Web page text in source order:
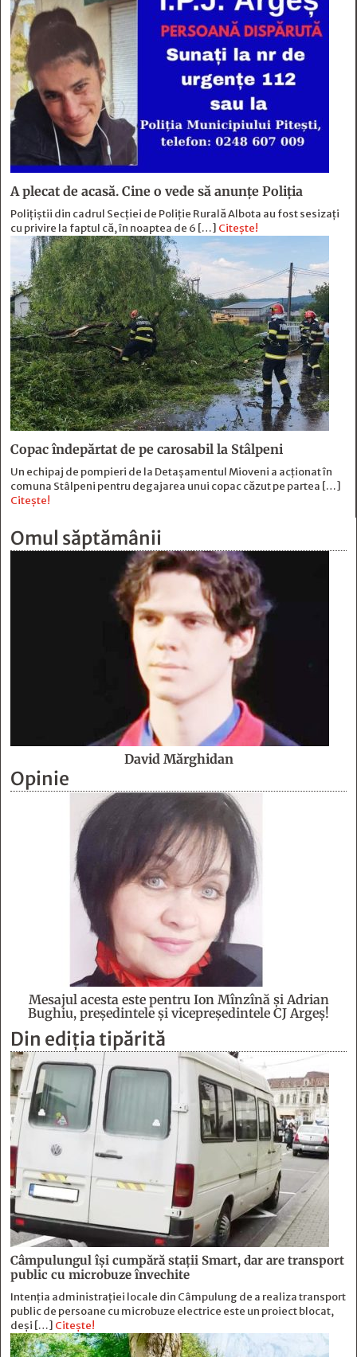
A plecat de acasă. Cine o vede să anunțe Poliția
Polițiștii din cadrul Secției de Poliție Rurală Albota au fost sesizați
cu privire la faptul că, în noaptea de 6 […] Citește!
Copac îndepărtat de pe carosabil la Stâlpeni
Un echipaj de pompieri de la Detașamentul Mioveni a acționat în
comuna Stâlpeni pentru degajarea unui copac căzut pe partea […]
Citește!
Omul săptămânii
David Mărghidan
Opinie
Mesajul acesta este pentru Ion Mînzînă şi Adrian
Bughiu, preşedintele şi vicepreşedintele CJ Argeş!
Din ediția tipărită
Câmpulungul îşi cumpără staţii Smart, dar are transport
public cu microbuze învechite
Intenția administrației locale din Câmpulung de a realiza transport
public de persoane cu microbuze electrice este un proiect blocat,
deși […] Citește!